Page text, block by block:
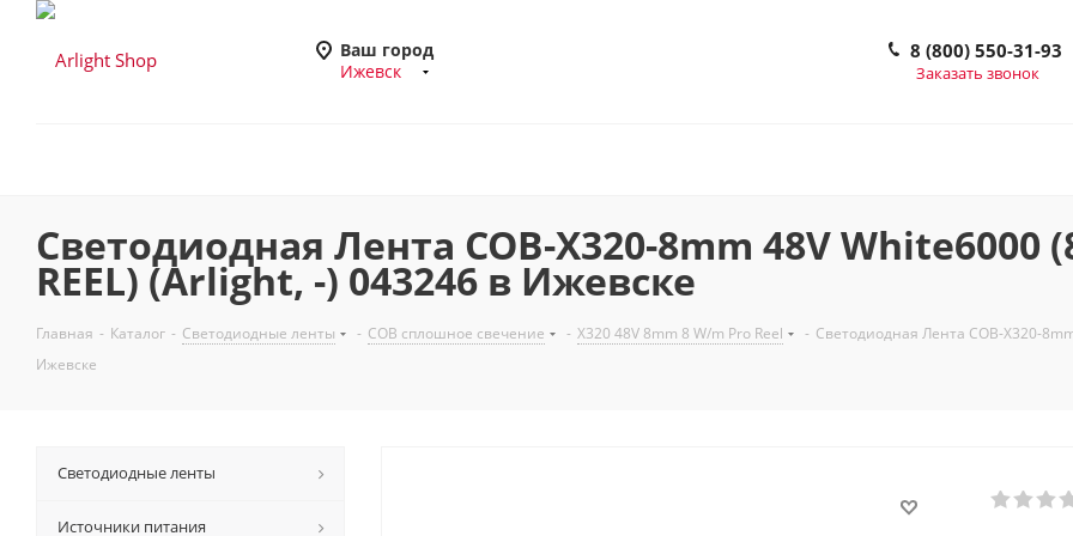
Ваш город
Ижевск
8 (800) 550-31-93
Заказать звонок
Светодиодная Лента COB-X320-8mm 48V White6000
REEL) (Arlight, -) 043246 в Ижевске
Главная - Каталог - Светодиодные ленты - COB сплошное свечение - X320 48V 8mm 8 W/m Pro Reel - Светодиодная Лента COB-X320-
Ижевске
Светодиодные ленты
Источники питания